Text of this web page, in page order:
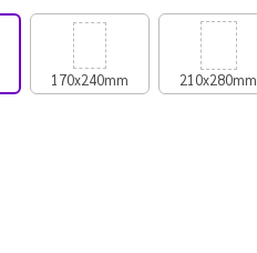
170x240mm 210x280mm